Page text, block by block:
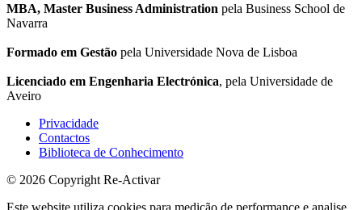
MBA, Master Business Administration pela Business School de
Navarra
Formado em Gestão pela Universidade Nova de Lisboa
Licenciado em Engenharia Electrónica, pela Universidade de
Aveiro
Privacidade
Contactos
Biblioteca de Conhecimento
© 2026 Copyright Re-Activar
Este website utiliza cookies para medição de performance e analise